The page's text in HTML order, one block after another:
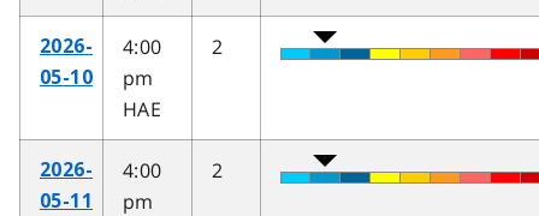
2026-
05-10
4:00
pm
HAE
2
2026-
05-11
4:00
pm
2